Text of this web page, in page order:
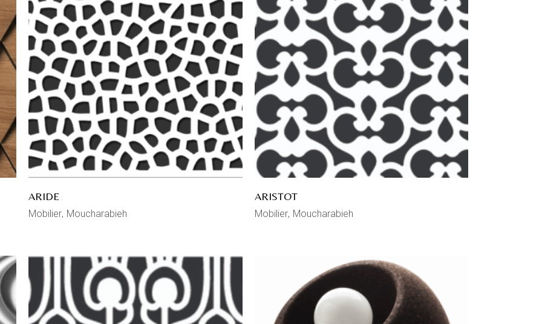
ARIDE
Mobilier Moucharabieh
ARISTOT
Mobilier Moucharabieh